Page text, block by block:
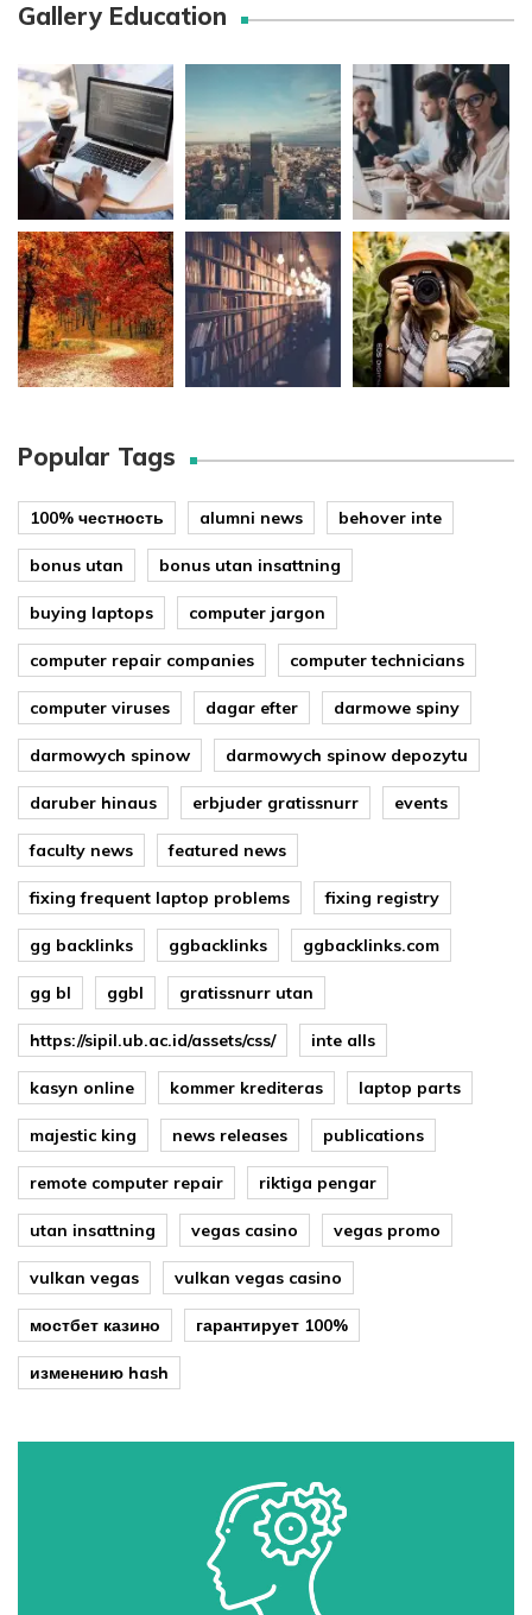
Gallery Education
Popular Tags
100% честность alumni news behover inte
bonus utan bonus utan insattning
buying laptops computer jargon
computer repair companies computer technicians
computer viruses dagar efter darmowe spiny
darmowych spinow darmowych spinow depozytu
daruber hinaus erbjuder gratissnurr events
faculty news featured news
fixing frequent laptop problems fixing registry
gg backlinks ggbacklinks ggbacklinks.com
gg bl ggbl gratissnurr utan
https://sipil.ub.ac.id/assets/css/ inte alls
kasyn online kommer krediteras laptop parts
majestic king news releases publications
remote computer repair riktiga pengar
utan insattning vegas casino vegas promo
vulkan vegas vulkan vegas casino
мостбет казино гарантирует 100%
изменению hash